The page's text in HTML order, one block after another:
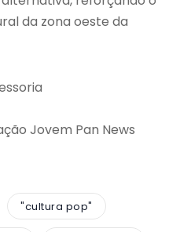
da zona oeste da
Jovem Pan News
"cultura pop"